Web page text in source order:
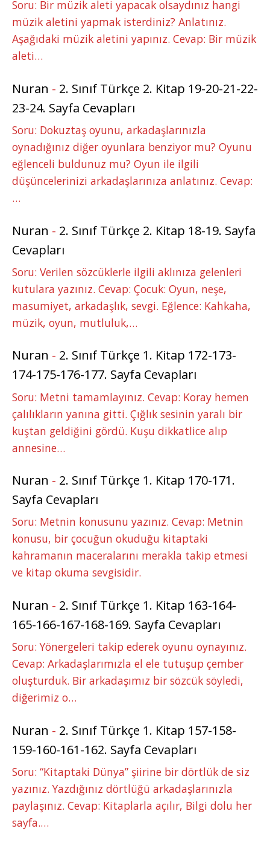
Soru: Bir müzik aleti yapacak olsaydınız hangi
müzik aletini yapmak isterdiniz? Anlatınız.
Aşağıdaki müzik aletini yapınız. Cevap: Bir müzik
aleti…
Nuran - 2. Sınıf Türkçe 2. Kitap 19-20-21-22-
23-24. Sayfa Cevapları
Soru: Dokuztaş oyunu, arkadaşlarınızla
oynadığınız diğer oyunlara benziyor mu? Oyunu
eğlenceli buldunuz mu? Oyun ile ilgili
düşüncelerinizi arkadaşlarınıza anlatınız. Cevap:
…
Nuran - 2. Sınıf Türkçe 2. Kitap 18-19. Sayfa
Cevapları
Soru: Verilen sözcüklerle ilgili aklınıza gelenleri
kutulara yazınız. Cevap: Çocuk: Oyun, neşe,
masumiyet, arkadaşlık, sevgi. Eğlence: Kahkaha,
müzik, oyun, mutluluk,…
Nuran - 2. Sınıf Türkçe 1. Kitap 172-173-
174-175-176-177. Sayfa Cevapları
Soru: Metni tamamlayınız. Cevap: Koray hemen
çalılıkların yanına gitti. Çığlık sesinin yaralı bir
kuştan geldiğini gördü. Kuşu dikkatlice alıp
annesine…
Nuran - 2. Sınıf Türkçe 1. Kitap 170-171.
Sayfa Cevapları
Soru: Metnin konusunu yazınız. Cevap: Metnin
konusu, bir çocuğun okuduğu kitaptaki
kahramanın maceralarını merakla takip etmesi
ve kitap okuma sevgisidir.
Nuran - 2. Sınıf Türkçe 1. Kitap 163-164-
165-166-167-168-169. Sayfa Cevapları
Soru: Yönergeleri takip ederek oyunu oynayınız.
Cevap: Arkadaşlarımızla el ele tutuşup çember
oluşturduk. Bir arkadaşımız bir sözcük söyledi,
diğerimiz o…
Nuran - 2. Sınıf Türkçe 1. Kitap 157-158-
159-160-161-162. Sayfa Cevapları
Soru: “Kitaptaki Dünya” şiirine bir dörtlük de siz
yazınız. Yazdığınız dörtlüğü arkadaşlarınızla
paylaşınız. Cevap: Kitaplarla açılır, Bilgi dolu her
sayfa.…